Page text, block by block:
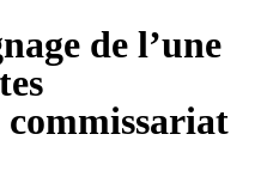
de l’une
commissariat